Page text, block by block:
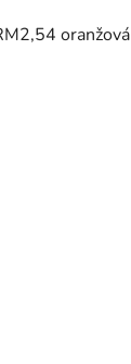
oranžová